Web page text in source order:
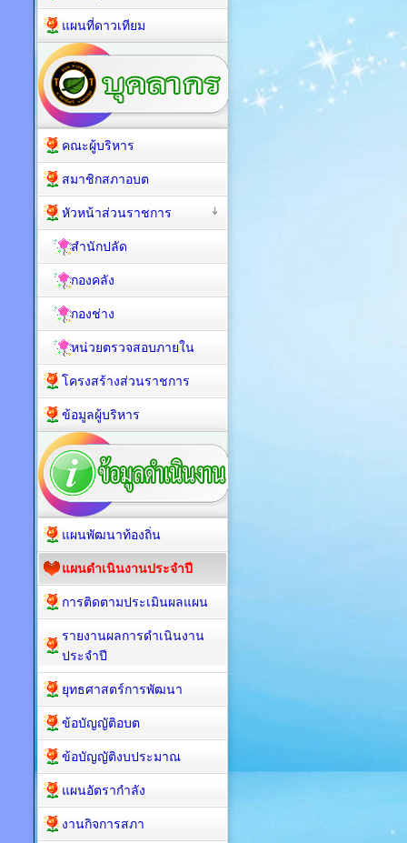
แผนที่ดาวเทียม
คณะผู้บริหาร
สมาชิกสภาอบต
หัวหน้าส่วนราชการ
สำนักปลัด
กองคลัง
กองช่าง
หน่วยตรวจสอบภายใน
โครงสร้างส่วนราชการ
ข้อมูลผู้บริหาร
แผนพัฒนาท้องถิ่น
แผนดำเนินงานประจำปี
การติดตามประเมินผลแผน
รายงานผลการดำเนินงาน
ประจำปี
ยุทธศาสตร์การพัฒนา
ข้อบัญญัติอบต
ข้อบัญญัติงบประมาณ
แผนอัตรากำลัง
งานกิจการสภา